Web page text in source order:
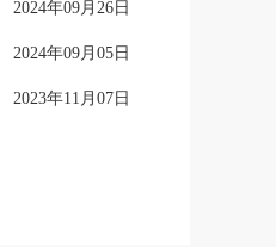
2024年09月26日
2024年09月05日
2023年11月07日